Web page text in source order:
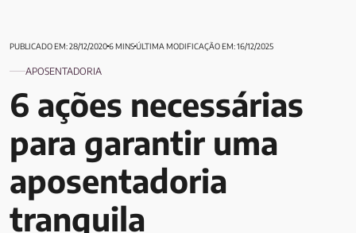
PUBLICADO EM: 28/12/20206 MINSÚLTIMA MODIFICAÇÃO EM: 16/12/2025
APOSENTADORIA
6 ações necessárias
para garantir uma
aposentadoria
tranquila